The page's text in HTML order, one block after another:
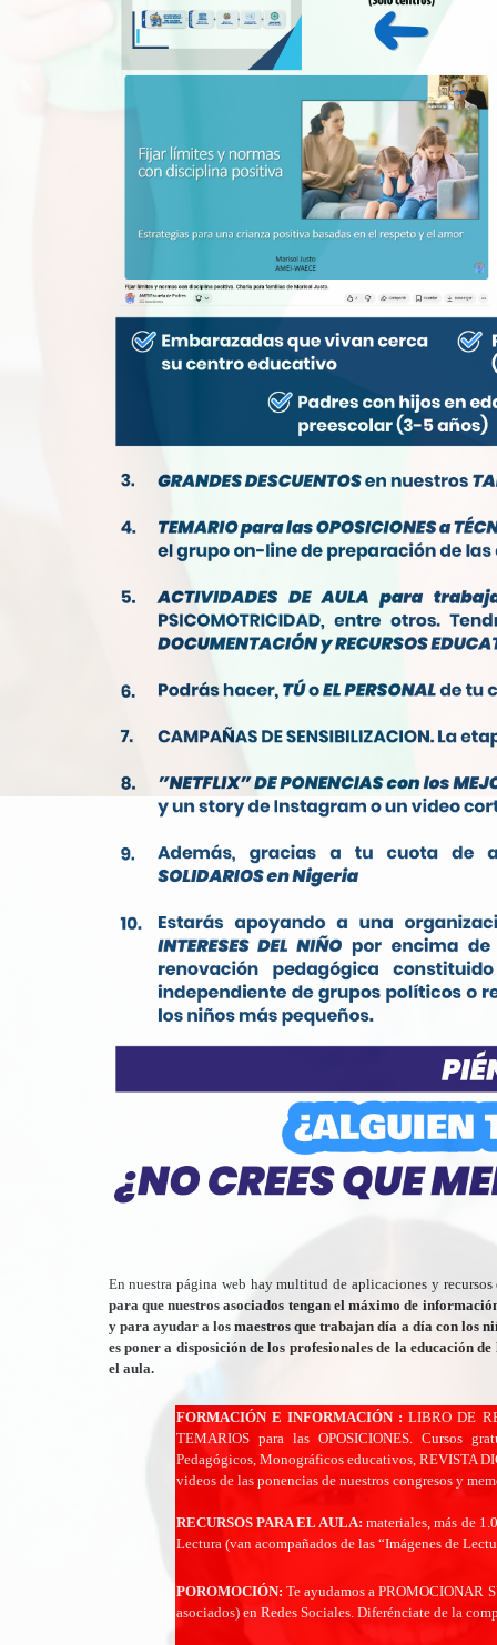
En nuestra página web hay multitud de aplicaciones y
para que nuestros asociados tengan el máximo de
y para ayudar a los maestros que trabajan día a día con los
es poner a disposición de los profesionales de la educación
el aula.
FORMACIÓN E INFORMACIÓN :LIBRO DE
TEMARIOS para las OPOSICIONES. Cursos
Pedagógicos, Monográficos educativos, REVISTA
videos de las ponencias de nuestros congresos y
RECURSOS PARA EL AULA:materiales, más de
Lectura (van acompañados de las “Imágenes de
POROMOCIÓN: Te ayudamos a PROMOCIONAR
asociados) en Redes Sociales. Diferénciate de la